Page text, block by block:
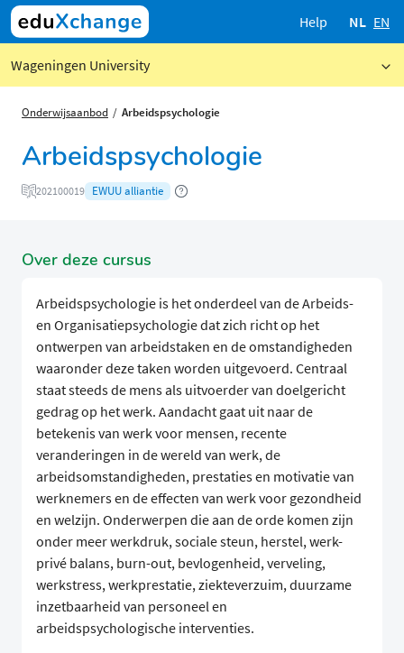
Help NL EN
Wageningen University
Onderwijsaanbod Arbeidspsychologie
Arbeidspsychologie
202100019 EWUU alliantie
Over deze cursus
Arbeidspsychologie is het onderdeel van de Arbeids-
en Organisatiepsychologie dat zich richt op het
ontwerpen van arbeidstaken en de omstandigheden
waaronder deze taken worden uitgevoerd. Centraal
staat steeds de mens als uitvoerder van doelgericht
gedrag op het werk. Aandacht gaat uit naar de
betekenis van werk voor mensen, recente
veranderingen in de wereld van werk, de
arbeidsomstandigheden, prestaties en motivatie van
werknemers en de effecten van werk voor gezondheid
en welzijn. Onderwerpen die aan de orde komen zijn
onder meer werkdruk, sociale steun, herstel, werk-
privé balans, burn-out, bevlogenheid, verveling,
werkstress, werkprestatie, ziekteverzuim, duurzame
inzetbaarheid van personeel en
arbeidspsychologische interventies.